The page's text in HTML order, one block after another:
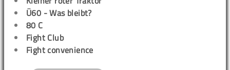
Ü60 - Was bleibt?
80 C
Fight Club
Fight convenience